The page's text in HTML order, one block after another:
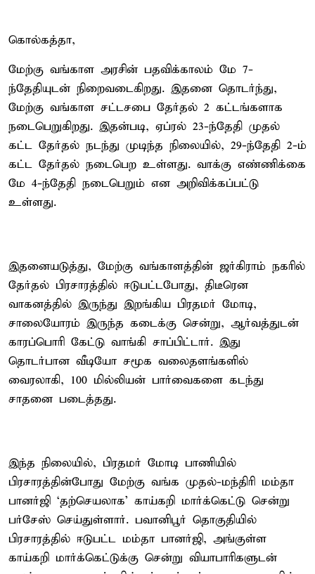
கொல்கத்தா,
மேற்கு வங்காள அரசின் பதவிக்காலம் மே 7-
ந்தேதியுடன் நிறைவடைகிறது. இதனை தொடர்ந்து,
மேற்கு வங்காள சட்டசபை தேர்தல் 2 கட்டங்களாக
நடைபெறுகிறது. இதன்படி, ஏப்ரல் 23-ந்தேதி முதல்
கட்ட தேர்தல் நடந்து முடிந்த நிலையில், 29-ந்தேதி 2-ம்
கட்ட தேர்தல் நடைபெற உள்ளது. வாக்கு எண்ணிக்கை
மே 4-ந்தேதி நடைபெறும் என அறிவிக்கப்பட்டு
உள்ளது.
இதனையடுத்து, மேற்கு வங்காளத்தின் ஜர்கிராம் நகரில்
தேர்தல் பிரசாரத்தில் ஈடுபட்டபோது, திடீரென
வாகனத்தில் இருந்து இறங்கிய பிரதமர் மோடி,
சாலையோரம் இருந்த கடைக்கு சென்று, ஆர்வத்துடன்
காரப்பொரி கேட்டு வாங்கி சாப்பிட்டார். இது
தொடர்பான வீடியோ சமூக வலைதளங்களில்
வைரலாகி, 100 மில்லியன் பார்வைகளை கடந்து
சாதனை படைத்தது.
இந்த நிலையில், பிரதமர் மோடி பாணியில்
பிரசாரத்தின்போது மேற்கு வங்க முதல்-மந்திரி மம்தா
பானர்ஜி ‘தற்செயலாக’ காய்கறி மார்க்கெட்டு சென்று
பர்சேஸ் செய்துள்ளார். பவானிபூர் தொகுதியில்
பிரசாரத்தில் ஈடுபட்ட மம்தா பானர்ஜி, அங்குள்ள
காய்கறி மார்க்கெட்டுக்கு சென்று வியாபாரிகளுடன்